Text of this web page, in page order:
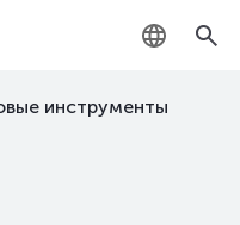
KZ
инструменты